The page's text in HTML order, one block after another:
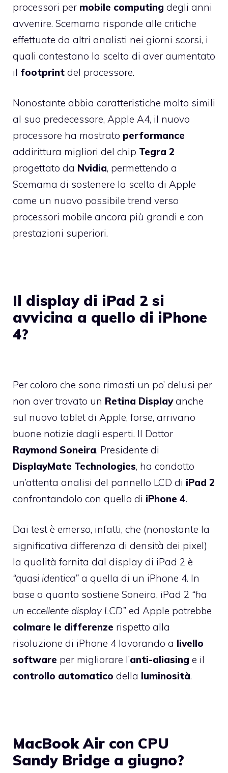
processori per mobile computing degli anni
avvenire. Scemama risponde alle critiche
effettuate da altri analisti nei giorni scorsi, i
quali contestano la scelta di aver aumentato
il footprint del processore.
Nonostante abbia caratteristiche molto simili
al suo predecessore, Apple A4, il nuovo
processore ha mostrato performance
addirittura migliori del chip Tegra 2
progettato da Nvidia, permettendo a
Scemama di sostenere la scelta di Apple
come un nuovo possibile trend verso
processori mobile ancora più grandi e con
prestazioni superiori.
Il display di iPad 2 si
avvicina a quello di iPhone
4?
Per coloro che sono rimasti un po’ delusi per
non aver trovato un Retina Displayanche
sul nuovo tablet di Apple, forse, arrivano
buone notizie dagli esperti. Il Dottor
Raymond Soneira, Presidente di
DisplayMate Technologies, ha condotto
un’attenta analisi del pannello LCD di iPad 2
confrontandolo con quello di iPhone 4.
Dai test è emerso, infatti, che (nonostante la
significativa differenza di densità dei pixel)
la qualità fornita dal display di iPad 2 è
“quasi identica” a quella di un iPhone 4. In
base a quanto sostiene Soneira, iPad 2 “ha
un eccellente display LCD” ed Apple potrebbe
colmare le differenze rispetto alla
risoluzione di iPhone 4 lavorando a livello
software per migliorare l’anti-aliasing e il
controllo automatico della luminosità.
MacBook Air con CPU
Sandy Bridge a giugno?